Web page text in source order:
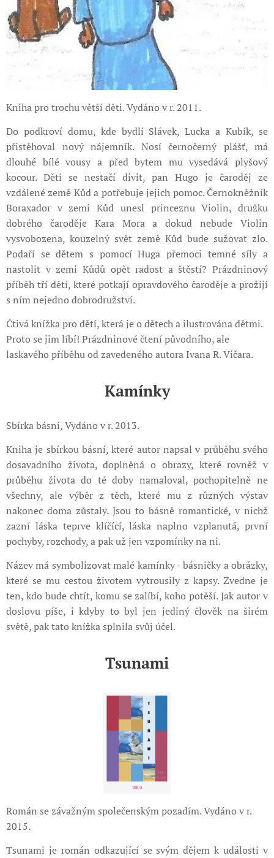
Kniha pro trochu větší děti. Vydáno v r. 2011.
Do podkroví domu, kde bydlí Slávek, Lucka a Kubík, se
přistěhoval nový nájemník. Nosí černočerný plášť, má
dlouhé bílé vousy a před bytem mu vysedává plyšový
kocour. Děti se nestačí divit, pan Hugo je čaroděj ze
vzdálené země Kůd a potřebuje jejich pomoc. Černokněžník
Boraxador v zemi Kůd unesl princeznu Violin, družku
dobrého čaroděje Kara Mora a dokud nebude Violin
vysvobozena, kouzelný svět země Kůd bude sužovat zlo.
Podaří se dětem s pomocí Huga přemoci temné síly a
nastolit v zemi Kůdů opět radost a štěstí? Prázdninový
příběh tří dětí, které potkají opravdového čaroděje a prožijí
s ním nejedno dobrodružství.
Čtivá knížka pro dětí, která je o dětech a ilustrována dětmi.
Proto se jim líbí! Prázdninové čtení původního, ale
laskavého příběhu od zavedeného autora Ivana R. Vičara.
Kamínky
Sbírka básní, Vydáno v r. 2013.
Kniha je sbírkou básní, které autor napsal v průběhu svého
dosavadního života, doplněná o obrazy, které rovněž v
průběhu života do té doby namaloval, pochopitelně ne
všechny, ale výběr z těch, které mu z různých výstav
nakonec doma zůstaly. Jsou to básně romantické, v nichž
zazní láska teprve klíčící, láska naplno vzplanutá, první
pochyby, rozchody, a pak už jen vzpomínky na ni.
Název má symbolizovat malé kamínky - básničky a obrázky,
které se mu cestou životem vytrousily z kapsy. Zvedne je
ten, kdo bude chtít, komu se zalíbí, koho potěší. Jak autor v
doslovu píše, i kdyby to byl jen jediný člověk na širém
světě, pak tato knížka splnila svůj účel.
Tsunami
Román se závažným společenským pozadím. Vydáno v r.
2015.
Tsunami je román odkazující se svým dějem k události v